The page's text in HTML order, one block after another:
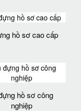
hồ sơ cao cấp
hồ sơ công
nghiệp